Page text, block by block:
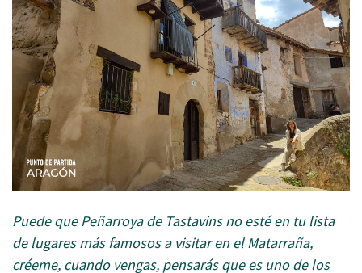
Puede que Peñarroya de Tastavins no esté en tu lista
de lugares más famosos a visitar en el Matarraña,
créeme, cuando vengas, pensarás que es uno de los